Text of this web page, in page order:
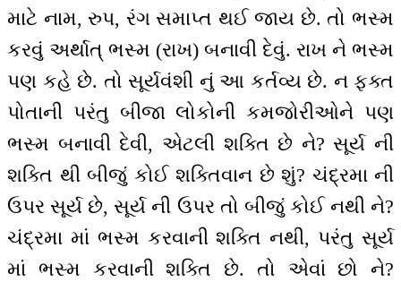
માટે નામ, રુપ, રંગ સમાપ્ત થઈ જાય છે. તો ભસ્મ
કરવું અર્થાત્ ભસ્મ (રાખ) બનાવી દેવું. રાખ ને ભસ્મ
પણ કહે છે. તો સૂર્યવંશી નું આ કર્તવ્ય છે. ન ફક્ત
પોતાની પરંતુ બીજા લોકોની કમજોરીઓને પણ
ભસ્મ બનાવી દેવી, એટલી શક્તિ છે ને? સૂર્ય ની
શક્તિ થી બીજું કોઈ શક્તિવાન છે શું? ચંદ્રમા ની
ઉપર સૂર્ય છે, સૂર્ય ની ઉપર તો બીજું કોઈ નથી ને?
ચંદ્રમા માં ભસ્મ કરવાની શક્તિ નથી, પરંતુ સૂર્ય
માં ભસ્મ કરવાની શક્તિ છે. તો એવાં છો ને?